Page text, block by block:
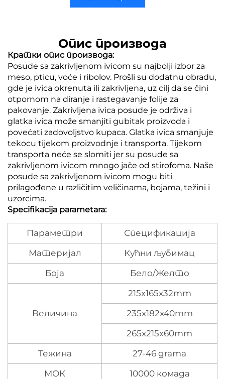
Опис производа
Кратки опис производа:
Posude sa zakrivljenom ivicom su najbolji izbor za
meso, pticu, voće i ribolov. Prošli su dodatnu obradu,
gde je ivica okrenuta ili zakrivljena, uz cilj da se čini
otpornom na diranje i rastegavanje folije za
pakovanje. Zakrivljena ivica posude je održiva i
glatka ivica može smanjiti gubitak proizvoda i
povećati zadovoljstvo kupaca. Glatka ivica smanjuje
tekocu tijekom proizvodnje i transporta. Tijekom
transporta neće se slomiti jer su posude sa
zakrivljenom ivicom mnogo jače od stirofoma. Naše
posude sa zakrivljenom ivicom mogu biti
prilagođene u različitim veličinama, bojama, težini i
uzorcima.
Specifikacija parametara:
Параметри
Спецификација
Материјал
Кућни љубимац
Боја
Бело/Желто
Величина
215x165x32mm
235x182x40mm
265x215x60mm
Тежина
27-46 grama
МОК
10000 комада